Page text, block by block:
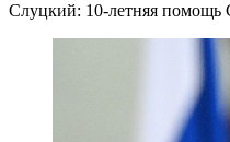
Слуцкий: 10-летняя